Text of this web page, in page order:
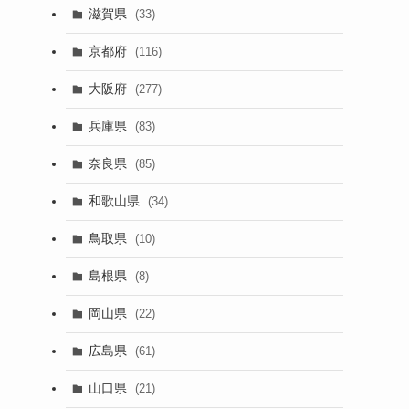
滋賀県 (33)
京都府 (116)
大阪府 (277)
兵庫県 (83)
奈良県 (85)
和歌山県 (34)
鳥取県 (10)
島根県 (8)
岡山県 (22)
広島県 (61)
山口県 (21)